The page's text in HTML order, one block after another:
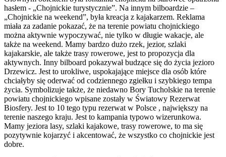
hasłem - „Chojnickie turystycznie”. Na innym bilboardzie –
„Chojnickie na weekend”, była kreacja z kajakarzem. Reklama
miała za zadanie pokazać, że na terenie powiatu chojnickiego
można aktywnie wypoczywać, nie tylko w długie wakacje, ale
także na weekend. Mamy bardzo dużo rzek, jezior, szlaki
kajakarskie, ale także trasy rowerowe, jest to propozycja dla
aktywnych. Inny bilboard pokazywał budzące się do życia jezioro
Drzewicz. Jest to urokliwe, uspokajające miejsce dla osób które
chciałyby się oderwać od codziennego zgiełku i szybkiego tempa
życia. Symbolizuje także, że niedawno Bory Tucholskie na terenie
powiatu chojnickiego wpisane zostały w Światowy Rezerwat
Biosfery. Jest to 10 tego typu rezerwat w Polsce , największy na
terenie naszego kraju. Jest to kampania typowo wizerunkowa.
Mamy jeziora lasy, szlaki kajakowe, trasy rowerowe, to ma się
pozytywnie kojarzyć i akcentować, że wszystko co chojnickie jest
dobre.